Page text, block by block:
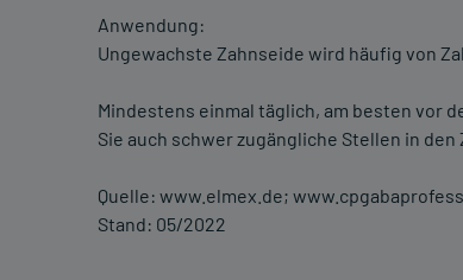
Anwendung:
Ungewachste Zahnseide wird häufig von
Mindestens einmal täglich, am besten vor
Sie auch schwer zugängliche Stellen in
Quelle: www.elmex.de;
Stand: 05/2022